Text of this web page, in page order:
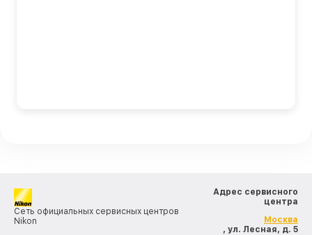
Сеть официальных сервисных центров
Nikon
Адрес сервисного
центра
Москва
, ул. Лесная, д. 5